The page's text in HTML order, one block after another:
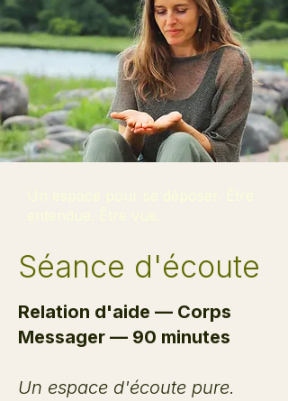
Séance d'écoute
Relation d'aide — Corps
Messager — 90 minutes
Un espace d'écoute pure.